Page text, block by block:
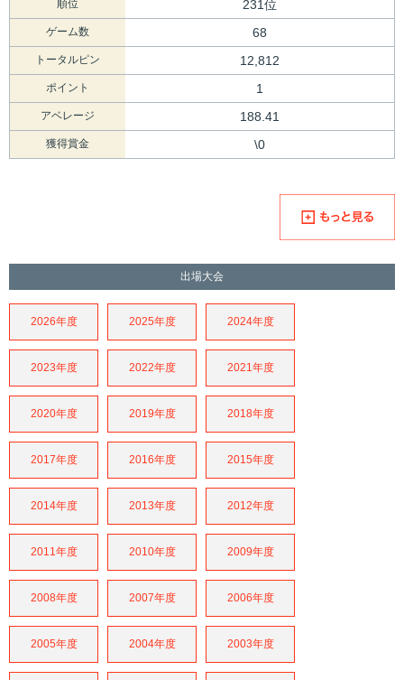
順位 231位
ゲーム数 68
トータルピン 12,812
ポイント 1
アベレージ 188.41
獲得賞金 \0
出場大会
2026年度 2025年度 2024年度
2023年度 2022年度 2021年度
2020年度 2019年度 2018年度
2017年度 2016年度 2015年度
2014年度 2013年度 2012年度
2011年度 2010年度 2009年度
2008年度 2007年度 2006年度
2005年度 2004年度 2003年度